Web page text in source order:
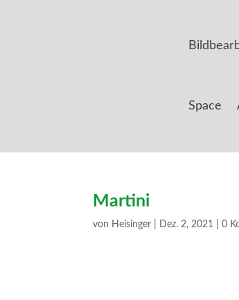
Space
Martini
von Heisinger Dez. 2, 2021 |0